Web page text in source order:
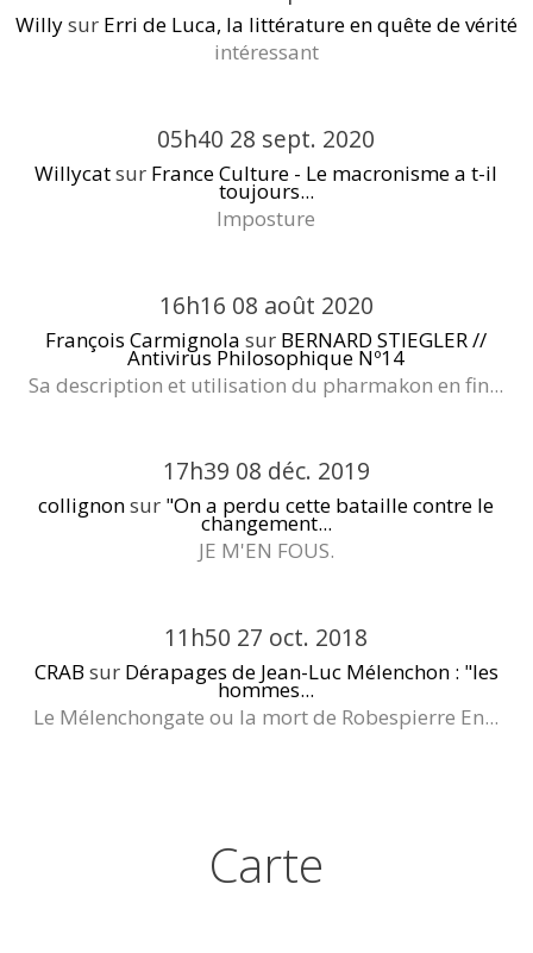
Willysur Erri de Luca, la littérature en quête de vérité
intéressant
05h40 28 sept. 2020
Willycatsur France Culture - Le macronisme a t-il
toujours...
Imposture
16h16 08 août 2020
François Carmignola sur BERNARD STIEGLER //
Antivirus Philosophique Nº14
Sa description et utilisation du pharmakon en fin...
17h39 08 déc. 2019
collignonsur "On a perdu cette bataille contre le
changement...
JE M'EN FOUS.
11h50 27 oct. 2018
CRAB sur Dérapages de Jean-Luc Mélenchon : "les
hommes...
Le Mélenchongate ou la mort de Robespierre En...
Carte